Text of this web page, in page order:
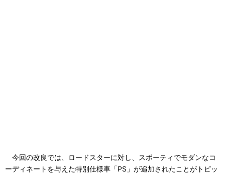
今回の改良では、ロードスターに対し、スポーティでモダンなコ
ーディネートを与えた特別仕様車「PS」が追加されたことがトピッ